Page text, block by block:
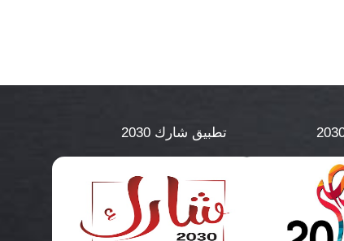
تطبيق شارك 2030